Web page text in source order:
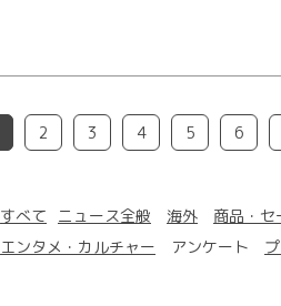
2 3 4 5 6
すべて ニュース全般 海外 商品・セ
エンタメ・カルチャー
アンケート